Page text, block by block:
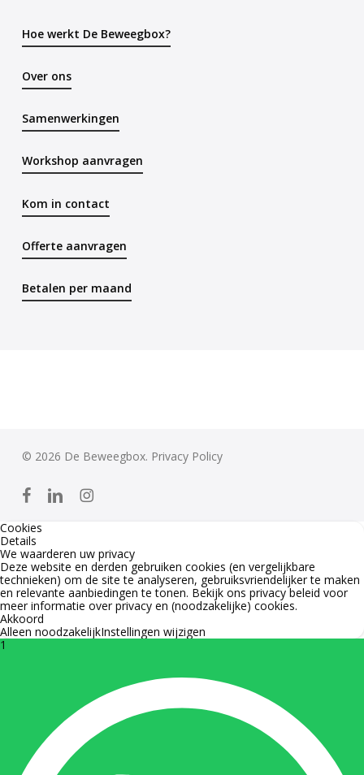
Hoe werkt De Beweegbox?
Over ons
Samenwerkingen
Workshop aanvragen
Kom in contact
Offerte aanvragen
Betalen per maand
© 2026 De Beweegbox. Privacy Policy
facebooklinkedininstagram
Cookies
Details
We waarderen uw privacy
Deze website en derden gebruiken cookies (en vergelijkbare
technieken) om de site te analyseren, gebruiksvriendelijker te maken
en relevante aanbiedingen te tonen. Bekijk ons privacy beleid voor
meer informatie over privacy en (noodzakelijke) cookies.
Akkoord
Alleen noodzakelijkInstellingen wijzigen
1